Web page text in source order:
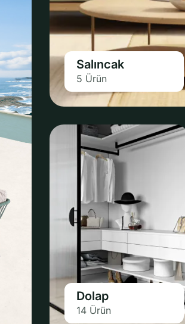
Salıncak
5 Ürün
Dolap
14 Ürün